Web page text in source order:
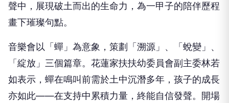
聲中，展現破土而出的生命力，為一甲子的陪伴歷程
畫下璀璨句點。
音樂會以「蟬」為意象，策劃「溯源」、「蛻變」、
「綻放」三個篇章。花蓮家扶扶幼委員會副主委林若
如表示，蟬在鳴叫前需於土中沉潛多年，孩子的成長
亦如此——在支持中累積力量，終能自信發聲。開場